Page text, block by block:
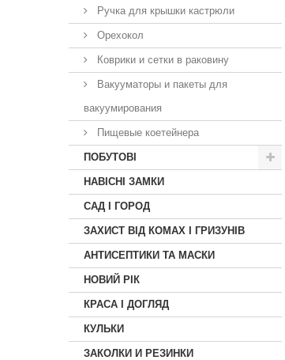
Ручка для крышки кастрюли
Орехокол
Коврики и сетки в раковину
Вакууматоры и пакеты для
вакуумирования
Пищевые коетейнера
ПОБУТОВІ
НАВІСНІ ЗАМКИ
САД І ГОРОД
ЗАХИСТ ВІД КОМАХ І ГРИЗУНІВ
АНТИСЕПТИКИ ТА МАСКИ
НОВИЙ РІК
КРАСА I ДОГЛЯД
КУЛЬКИ
ЗАКОЛКИ И РЕЗИНКИ